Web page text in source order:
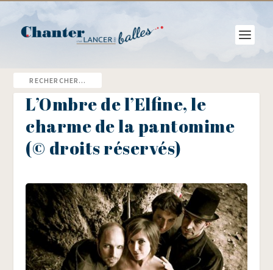
L’Ombre de l’Elfine, le
charme de la pantomime
(© droits réservés)